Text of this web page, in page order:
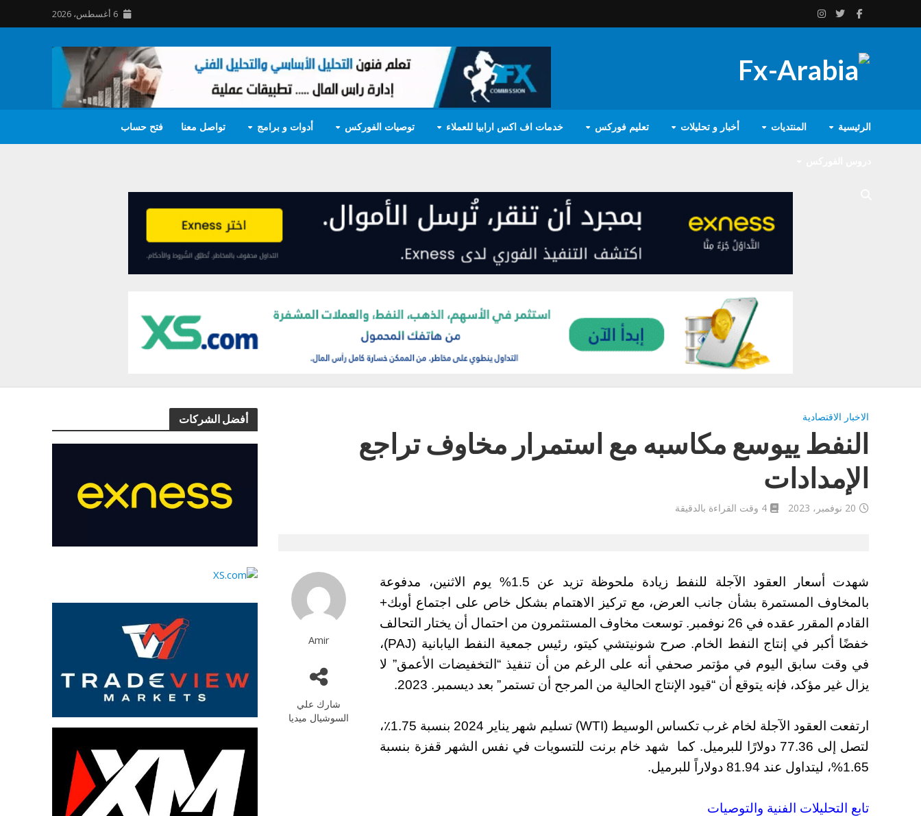
6 أغسطس، 2026
الرئيسية المنتديات أخبار و تحليلات تعليم فوركس خدمات اف اكس ارابيا للعملاء توصيات الفوركس أدوات و برامج تواصل معنا فتح حساب
أفضل الشركات الاخبار الاقتصادية
النفط ييوسع مكاسبه مع استمرار مخاوف تراجع
الإمدادات
20 نوفمبر، 2023 4 وقت القراءة بالدقيقة
Amir
شارك علي
السوشيال ميديا
شهدت أسعار العقود الآجلة للنفط زيادة ملحوظة تزيد عن 1.5% يوم الاثنين، مدفوعة
بالمخاوف المستمرة بشأن جانب العرض، مع تركيز الاهتمام بشكل خاص على اجتماع أوبك+
القادم المقرر عقده في 26 نوفمبر. توسعت مخاوف المستثمرون من احتمال أن يختار التحالف
خفضًا أكبر في إنتاج النفط الخام. صرح شونيتشي كيتو، رئيس جمعية النفط اليابانية (PAJ)،
في وقت سابق اليوم في مؤتمر صحفي أنه على الرغم من أن تنفيذ “التخفيضات الأعمق” لا
يزال غير مؤكد، فإنه يتوقع أن “قيود الإنتاج الحالية من المرجح أن تستمر” بعد ديسمبر. 2023.
ارتفعت العقود الآجلة لخام غرب تكساس الوسيط (WTI) تسليم شهر يناير 2024 بنسبة 1.75٪،
لتصل إلى 77.36 دولارًا للبرميل. كما شهد خام برنت للتسويات في نفس الشهر قفزة بنسبة
1.65%، ليتداول عند 81.94 دولاراً للبرميل.
تابع التحليلات الفنية والتوصيات